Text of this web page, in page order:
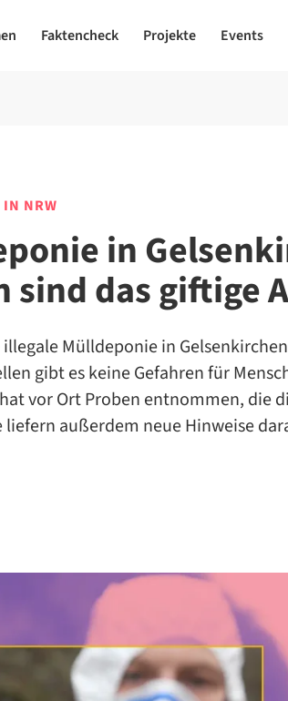
Faktencheck Projekte Events
IN NRW
in
sind das giftige
Mülldeponie in
gibt es keine Gefahren für
hat vor Ort Proben entnommen, die
liefern außerdem neue Hinweise